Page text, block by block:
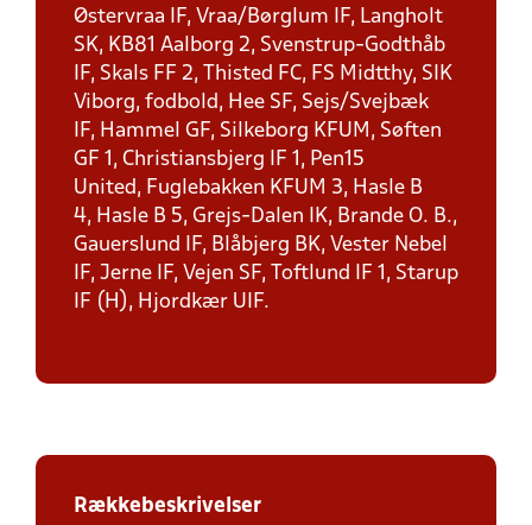
Østervraa IF, Vraa/Børglum IF, Langholt
SK, KB81 Aalborg 2, Svenstrup-Godthåb
IF, Skals FF 2, Thisted FC, FS Midtthy, SIK
Viborg, fodbold, Hee SF, Sejs/Svejbæk
IF, Hammel GF, Silkeborg KFUM, Søften
GF 1, Christiansbjerg IF 1, Pen15
United, Fuglebakken KFUM 3, Hasle B
4, Hasle B 5, Grejs-Dalen IK, Brande O. B.,
Gauerslund IF, Blåbjerg BK, Vester Nebel
IF, Jerne IF, Vejen SF, Toftlund IF 1, Starup
IF (H), Hjordkær UIF.
Rækkebeskrivelser